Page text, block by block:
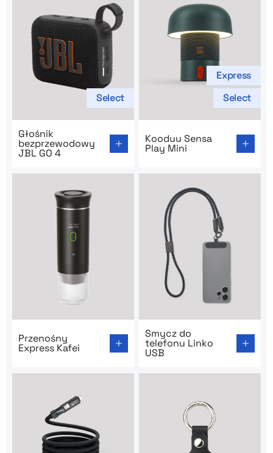
Select
Głośnik
bezprzewodowy
JBL GO 4
Express
Select
Kooduu Sensa
Play Mini
Przenośny
Express Kafei
Smycz do
telefonu Linko
USB